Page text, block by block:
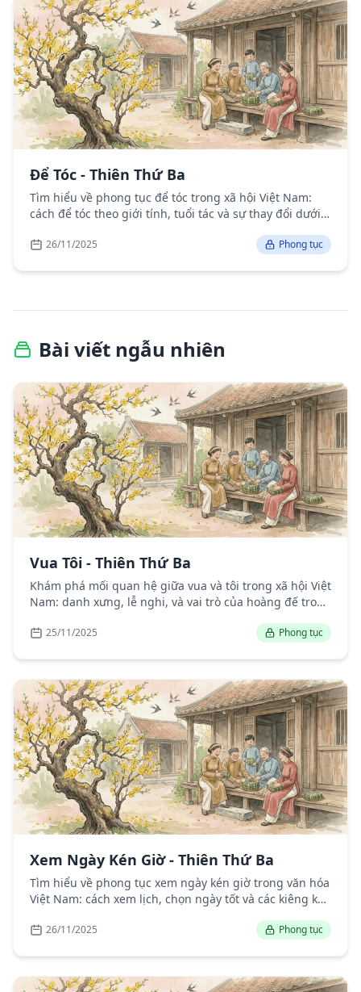
Để Tóc - Thiên Thứ Ba
Tìm hiểu về phong tục để tóc trong xã hội Việt Nam:
cách để tóc theo giới tính, tuổi tác và sự thay đổi dưới
26/11/2025 Phong tục
Bài viết ngẫu nhiên
Vua Tôi - Thiên Thứ Ba
Khám phá mối quan hệ giữa vua và tôi trong xã hội Việt
Nam: danh xưng, lễ nghi, và vai trò của hoàng đế trong
25/11/2025 Phong tục
Xem Ngày Kén Giờ - Thiên Thứ Ba
Tìm hiểu về phong tục xem ngày kén giờ trong văn hóa
Việt Nam: cách xem lịch, chọn ngày tốt và các kiêng kỵ
26/11/2025 Phong tục